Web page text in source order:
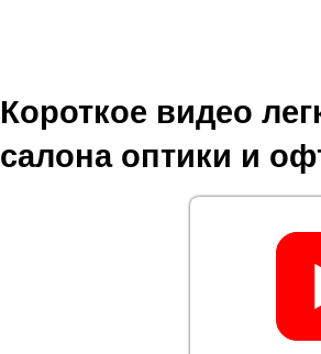
Короткое видео
салона оптики и